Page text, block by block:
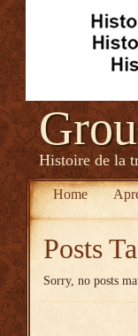
Histoire de la
Home
Posts
Sorry, no posts